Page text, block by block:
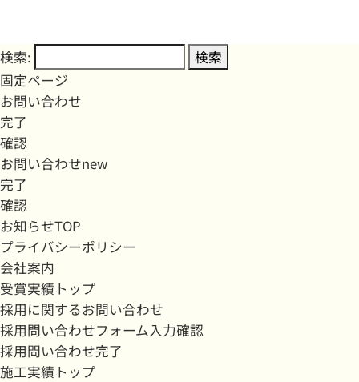
検索:
固定ページ
お問い合わせ
完了
確認
お問い合わせnew
完了
確認
お知らせTOP
プライバシーポリシー
会社案内
受賞実績トップ
採用に関するお問い合わせ
採用問い合わせフォーム入力確認
採用問い合わせ完了
施工実績トップ